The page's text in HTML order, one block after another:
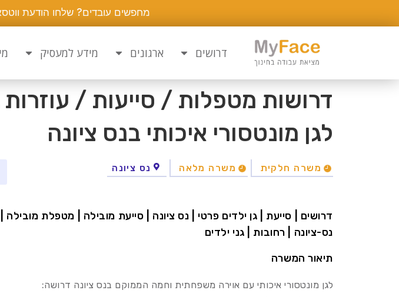
מחפשים עובדים? שלחו הודעת
דרושים ארגונים מידע למעסיק
דרושות מטפלות / סייעות / עוזרות
לגן מונטסורי איכותי בנס ציונה
משרה חלקית משרה מלאה נס ציונה
דרושים | סייעת | גן ילדים פרטי | נס ציונה | סייעת מובילה | מטפלת מובילה
נס-ציונה | רחובות | גני ילדים
תיאור המשרה
לגן מונטסורי איכותי עם אוירה משפחתית וחמה הממוקם בנס ציונה דרושה: